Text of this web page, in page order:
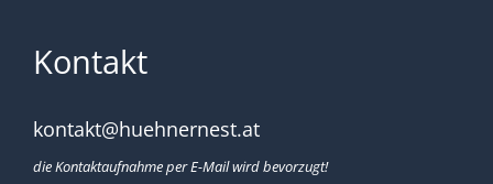
Kontakt
kontakt@huehnernest.at
die Kontaktaufnahme per E-Mail wird bevorzugt!